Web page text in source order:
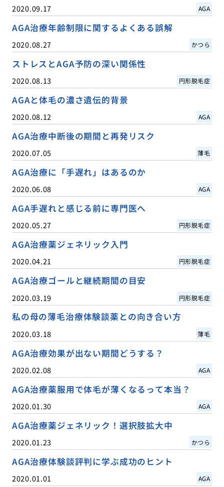
2020.09.17 AGA
AGA治療年齢制限に関するよくある誤解
2020.08.27 かつら
ストレスとAGA予防の深い関係性
2020.08.13 円形脱毛症
AGAと体毛の濃さ遺伝的背景
2020.08.12 AGA
AGA治療中断後の期間と再発リスク
2020.07.05 薄毛
AGA治療に「手遅れ」はあるのか
2020.06.08 AGA
AGA手遅れと感じる前に専門医へ
2020.05.27 円形脱毛症
AGA治療薬ジェネリック入門
2020.04.21 円形脱毛症
AGA治療ゴールと継続期間の目安
2020.03.19 円形脱毛症
私の母の薄毛治療体験談薬との向き合い方
2020.03.18 薄毛
AGA治療効果が出ない期間どうする？
2020.02.08 AGA
AGA治療薬服用で体毛が薄くなるって本当？
2020.01.30 AGA
AGA治療薬ジェネリック！選択肢拡大中
2020.01.23 かつら
AGA治療体験談評判に学ぶ成功のヒント
2020.01.01 AGA